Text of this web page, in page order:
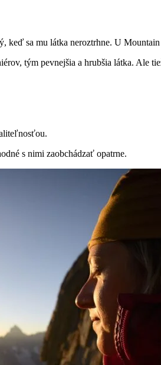
sa mu látka neroztrhne. U
tým pevnejšia a hrubšia látka. Ale
s nimi zaobchádzať opatrne.